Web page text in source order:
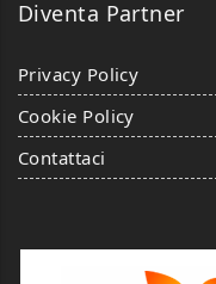
Diventa Partner
Privacy Policy
Cookie Policy
Contattaci